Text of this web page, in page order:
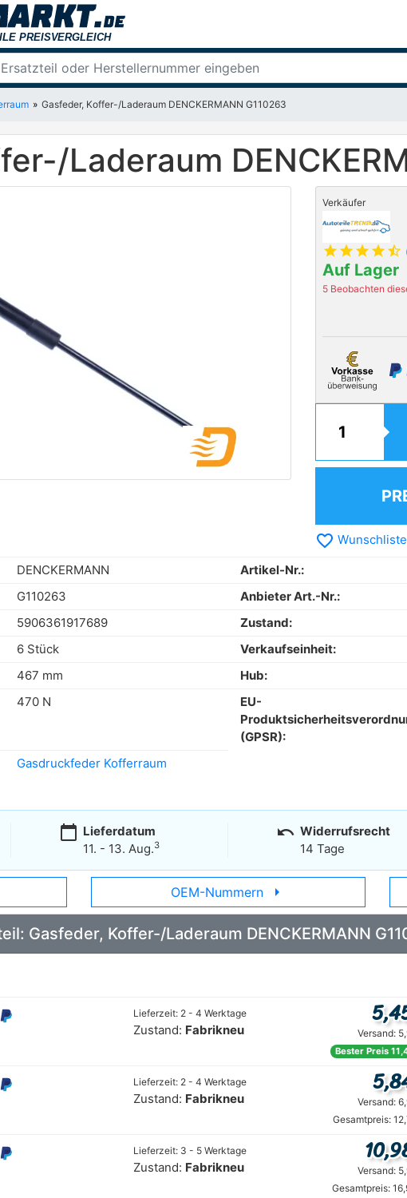
Gasfeder, Koffer-/Laderaum DENCKERMANN G110263
Laderaum
Verkäufer
star star star star star_half
Auf Lager
5 Beobachten
favorite_border Wunschliste
DENCKERMANN Artikel-Nr.:
G110263 Anbieter Art.-Nr.:
5906361917689 Zustand:
6 Stück Verkaufseinheit:
467 mm Hub:
470 N
EU-
(GPSR):
Gasdruckfeder Kofferraum
calendar_today Lieferdatum
11. - 13. Aug.3
undo Widerrufsrecht
14 Tage
OEM-Nummern arrow_right
Gasfeder, Koffer-/Laderaum DENCKERMANN
Lieferzeit: 2 - 4 Werktage
Zustand: Fabrikneu Versand:
Bester Preis
Lieferzeit: 2 - 4 Werktage
Zustand: Fabrikneu Versand:
Gesamtpreis:
Lieferzeit: 3 - 5 Werktage
Zustand: Fabrikneu Versand:
Gesamtpreis: